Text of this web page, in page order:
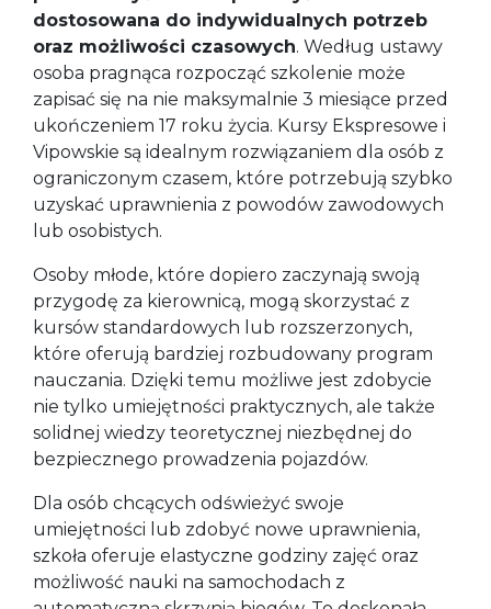
dostosowana do indywidualnych potrzeb
oraz możliwości czasowych. Według ustawy
osoba pragnąca rozpocząć szkolenie może
zapisać się na nie maksymalnie 3 miesiące przed
ukończeniem 17 roku życia. Kursy Ekspresowe i
Vipowskie są idealnym rozwiązaniem dla osób z
ograniczonym czasem, które potrzebują szybko
uzyskać uprawnienia z powodów zawodowych
lub osobistych.
Osoby młode, które dopiero zaczynają swoją
przygodę za kierownicą, mogą skorzystać z
kursów standardowych lub rozszerzonych,
które oferują bardziej rozbudowany program
nauczania. Dzięki temu możliwe jest zdobycie
nie tylko umiejętności praktycznych, ale także
solidnej wiedzy teoretycznej niezbędnej do
bezpiecznego prowadzenia pojazdów.
Dla osób chcących odświeżyć swoje
umiejętności lub zdobyć nowe uprawnienia,
szkoła oferuje elastyczne godziny zajęć oraz
możliwość nauki na samochodach z